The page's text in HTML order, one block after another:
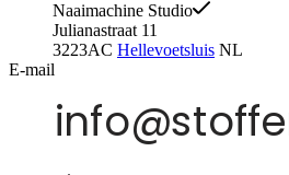
Naaimachine Studio
Julianastraat 11
3223AC Hellevoetsluis NL
E-mail